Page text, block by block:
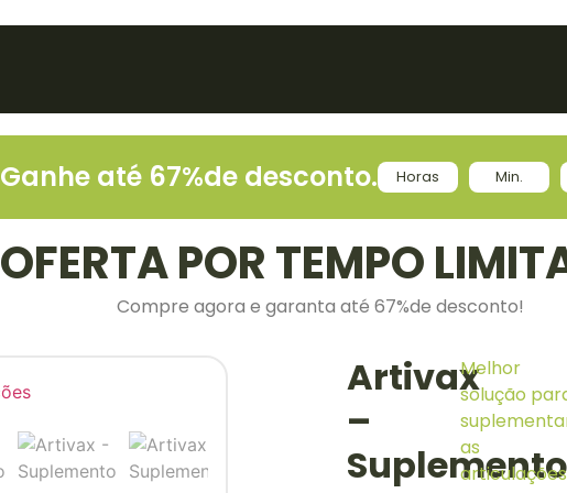
Ganhe até 67%de desconto. Horas Min.
OFERTA POR TEMPO
Compre agora e garanta até 67%de desconto!
Artivax
–
Suplemento
Melhor
solução
as
articulações